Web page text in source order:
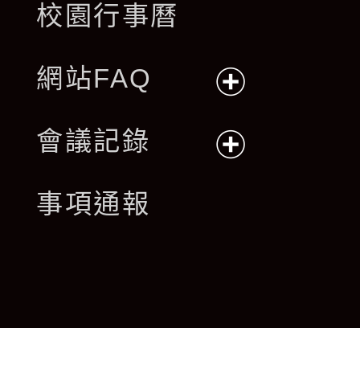
校園行事曆
網站FAQ
開
會議記錄
單
事項通報